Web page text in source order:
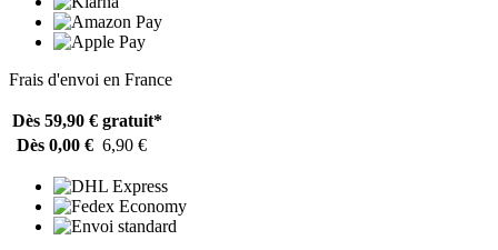
Frais d'envoi en France
Dès 59,90 € gratuit*
Dès 0,00 € 6,90 €